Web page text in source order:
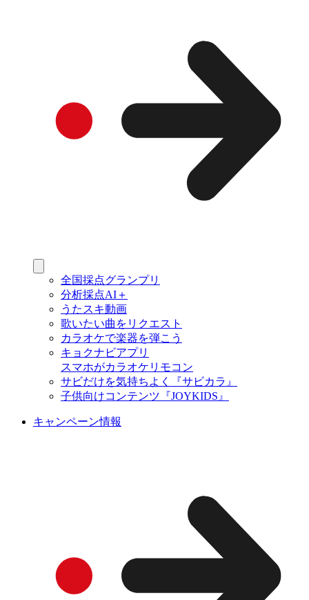
全国採点グランプリ
分析採点AI＋
うたスキ動画
歌いたい曲をリクエスト
カラオケで楽器を弾こう
キョクナビアプリ
スマホがカラオケリモコン
サビだけを気持ちよく『サビカラ』
子供向けコンテンツ『JOYKIDS』
キャンペーン情報